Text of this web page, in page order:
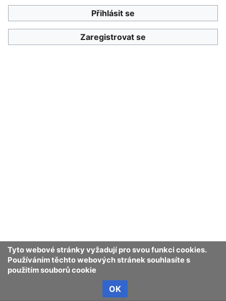
Tyto webové stránky vyžadují pro svou funkci cookies.
Používáním těchto webových stránek souhlasíte s
použitím souborů cookie
OK
Enviwiki
Přihlásit se
Zaregistrovat se